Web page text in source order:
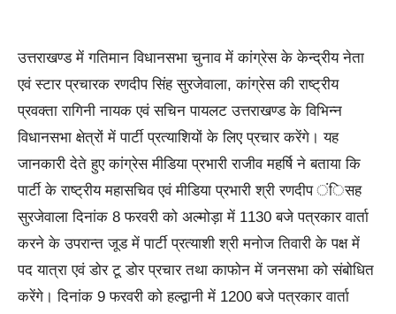
उत्तराखण्ड में गतिमान विधानसभा चुनाव में कांग्रेस के केन्द्रीय नेता
एवं स्टार प्रचारक रणदीप सिंह सुरजेवाला, कांग्रेस की राष्ट्रीय
प्रवक्ता रागिनी नायक एवं सचिन पायलट उत्तराखण्ड के विभिन्न
विधानसभा क्षेत्रों में पार्टी प्रत्याशियों के लिए प्रचार करेंगे। यह
जानकारी देते हुए कांग्रेस मीडिया प्रभारी राजीव महर्षि ने बताया कि
पार्टी के राष्ट्रीय महासचिव एवं मीडिया प्रभारी श्री रणदीप ंिसह
सुरजेवाला दिनांक 8 फरवरी को अल्मोड़ा में 1130 बजे पत्रकार वार्ता
करने के उपरान्त जूड में पार्टी प्रत्याशी श्री मनोज तिवारी के पक्ष में
पद यात्रा एवं डोर टू डोर प्रचार तथा काफोन में जनसभा को संबोधित
करेंगे। दिनांक 9 फरवरी को हल्द्वानी में 1200 बजे पत्रकार वार्ता